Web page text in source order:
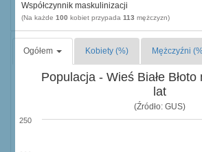
Współczynnik maskulinizacji
(Na każde 100 kobiet przypada 113 mężczyzn)
Ogółem Kobiety (%) Mężczyźni
Populacja - Wieś Białe
lat
(Źródło: GUS)
250